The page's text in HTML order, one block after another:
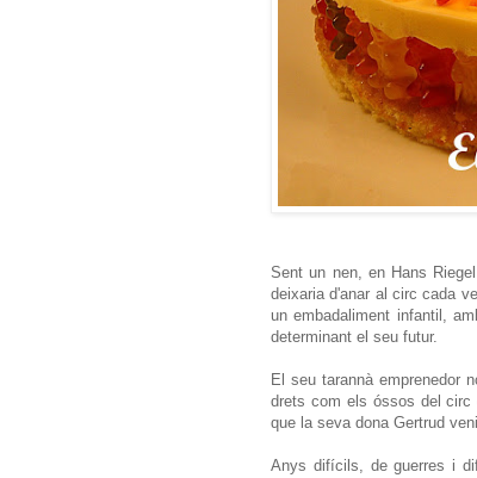
Sent un nen, en Hans
deixaria d'anar al circ cada
un embadaliment infantil,
determinant el seu futur.
El seu tarannà emprenedor
drets com els óssos del circ
que la seva dona Gertrud
Anys difícils, de guerres i